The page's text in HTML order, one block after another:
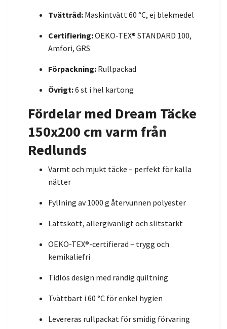
Tvättråd: Maskintvätt 60 °C, ej blekmedel
Certifiering:OEKO-TEX® STANDARD 100,
Amfori, GRS
Förpackning: Rullpackad
Övrigt:6 st i hel kartong
Fördelar med Dream Täcke
150x200 cm varm från
Redlunds
Varmt och mjukt täcke – perfekt för kalla
nätter
Fyllning av 1000 g återvunnen polyester
Lättskött, allergivänligt och slitstarkt
OEKO-TEX®-certifierad – trygg och
kemikaliefri
Tidlös design med randig quiltning
Tvättbart i 60 °C för enkel hygien
Levereras rullpackat för smidig förvaring